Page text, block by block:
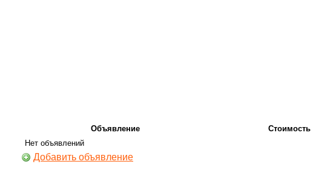
Объявление Стоимость
Нет объявлений
Добавить объявление